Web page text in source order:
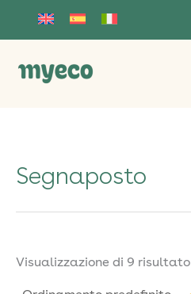
Segnaposto
Visualizzazione di 9 risultato